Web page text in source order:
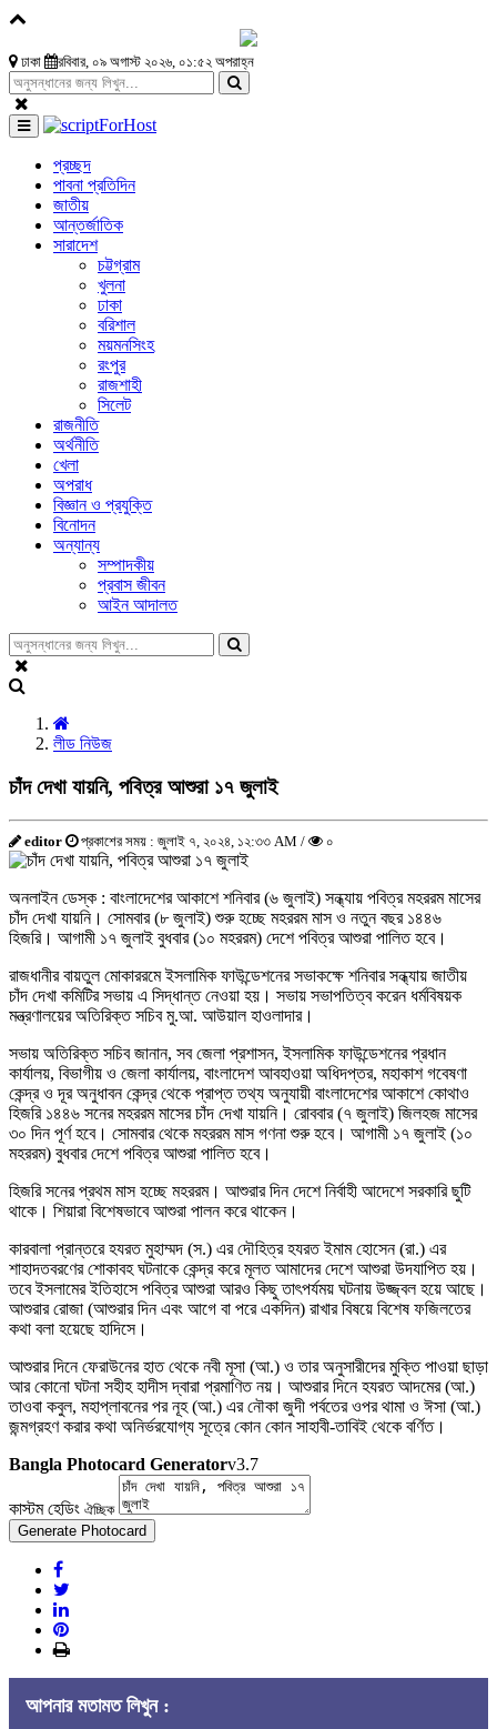
ঢাকা রবিবার, ০৯ অগাস্ট ২০২৬, ০১:৫২ অপরাহ্ন
প্রচ্ছদ
পাবনা প্রতিদিন
জাতীয়
আন্তর্জাতিক
সারাদেশ
চট্টগ্রাম
খুলনা
ঢাকা
বরিশাল
ময়মনসিংহ
রংপুর
রাজশাহী
সিলেট
রাজনীতি
অর্থনীতি
খেলা
অপরাধ
বিজ্ঞান ও প্রযুক্তি
বিনোদন
অন্যান্য
সম্পাদকীয়
প্রবাস জীবন
আইন আদালত
লীড নিউজ
চাঁদ দেখা যায়নি, পবিত্র আশুরা ১৭ জুলাই
editor প্রকাশের সময় : জুলাই ৭, ২০২৪, ১২:৩৩ AM / ০
অনলাইন ডেস্ক : বাংলাদেশের আকাশে শনিবার (৬ জুলাই) সন্ধ্যায় পবিত্র মহররম মাসের
চাঁদ দেখা যায়নি। সোমবার (৮ জুলাই) শুরু হচ্ছে মহররম মাস ও নতুন বছর ১৪৪৬
হিজরি। আগামী ১৭ জুলাই বুধবার (১০ মহররম) দেশে পবিত্র আশুরা পালিত হবে।
রাজধানীর বায়তুল মোকাররমে ইসলামিক ফাউন্ডেশনের সভাকক্ষে শনিবার সন্ধ্যায় জাতীয়
চাঁদ দেখা কমিটির সভায় এ সিদ্ধান্ত নেওয়া হয়। সভায় সভাপতিত্ব করেন ধর্মবিষয়ক
মন্ত্রণালয়ের অতিরিক্ত সচিব মু.আ. আউয়াল হাওলাদার।
সভায় অতিরিক্ত সচিব জানান, সব জেলা প্রশাসন, ইসলামিক ফাউন্ডেশনের প্রধান
কার্যালয়, বিভাগীয় ও জেলা কার্যালয়, বাংলাদেশ আবহাওয়া অধিদপ্তর, মহাকাশ গবেষণা
কেন্দ্র ও দূর অনুধাবন কেন্দ্র থেকে প্রাপ্ত তথ্য অনুযায়ী বাংলাদেশের আকাশে কোথাও
হিজরি ১৪৪৬ সনের মহররম মাসের চাঁদ দেখা যায়নি। রোববার (৭ জুলাই) জিলহজ মাসের
৩০ দিন পূর্ণ হবে। সোমবার থেকে মহররম মাস গণনা শুরু হবে। আগামী ১৭ জুলাই (১০
মহররম) বুধবার দেশে পবিত্র আশুরা পালিত হবে।
হিজরি সনের প্রথম মাস হচ্ছে মহররম। আশুরার দিন দেশে নির্বাহী আদেশে সরকারি ছুটি
থাকে। শিয়ারা বিশেষভাবে আশুরা পালন করে থাকেন।
কারবালা প্রান্তরে হযরত মুহাম্মদ (স.) এর দৌহিত্র হযরত ইমাম হোসেন (রা.) এর
শাহাদতবরণের শোকাবহ ঘটনাকে কেন্দ্র করে মূলত আমাদের দেশে আশুরা উদযাপিত হয়।
তবে ইসলামের ইতিহাসে পবিত্র আশুরা আরও কিছু তাৎপর্যময় ঘটনায় উজ্জ্বল হয়ে আছে।
আশুরার রোজা (আশুরার দিন এবং আগে বা পরে একদিন) রাখার বিষয়ে বিশেষ ফজিলতের
কথা বলা হয়েছে হাদিসে।
আশুরার দিনে ফেরাউনের হাত থেকে নবী মূসা (আ.) ও তার অনুসারীদের মুক্তি পাওয়া ছাড়া
আর কোনো ঘটনা সহীহ হাদীস দ্বারা প্রমাণিত নয়। আশুরার দিনে হযরত আদমের (আ.)
তাওবা কবুল, মহাপ্লাবনের পর নূহ (আ.) এর নৌকা জুদী পর্বতের ওপর থামা ও ঈসা (আ.)
জন্মগ্রহণ করার কথা অনির্ভরযোগ্য সূত্রে কোন কোন সাহাবী-তাবিই থেকে বর্ণিত।
Bangla Photocard Generatorv3.7
কাস্টম হেডিং ঐচ্ছিক
Generate Photocard
আপনার মতামত লিখুন :